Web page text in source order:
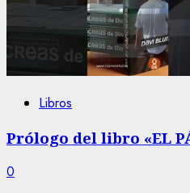
Libros
Prólogo del libro «EL
0